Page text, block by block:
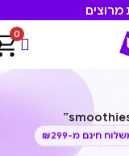
0
חינם מ-₪299